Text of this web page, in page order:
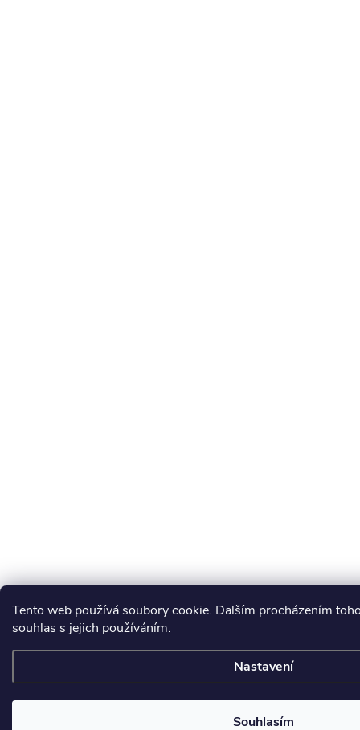
Tento web používá soubory cookie. Dalším procházením
souhlas s jejich používáním.
Nastavení
Souhlasím